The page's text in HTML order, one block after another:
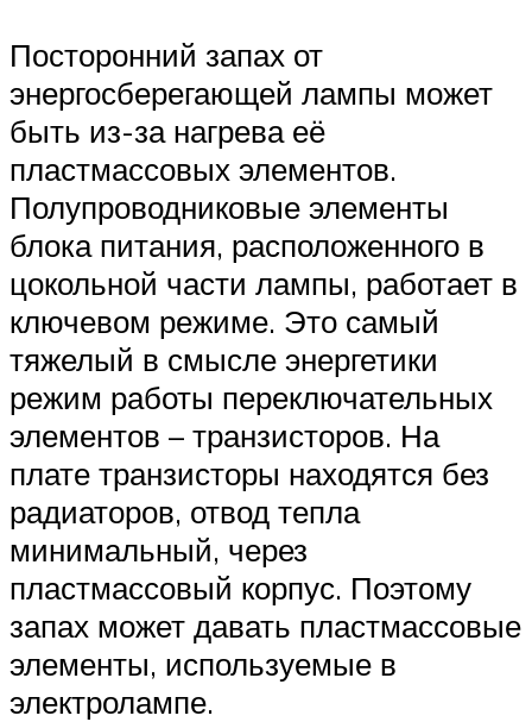
Посторонний запах от
энергосберегающей лампы может
быть из-за нагрева её
пластмассовых элементов.
Полупроводниковые элементы
блока питания, расположенного в
цокольной части лампы, работает в
ключевом режиме. Это самый
тяжелый в смысле энергетики
режим работы переключательных
элементов – транзисторов. На
плате транзисторы находятся без
радиаторов, отвод тепла
минимальный, через
пластмассовый корпус. Поэтому
запах может давать пластмассовые
элементы, используемые в
электролампе.